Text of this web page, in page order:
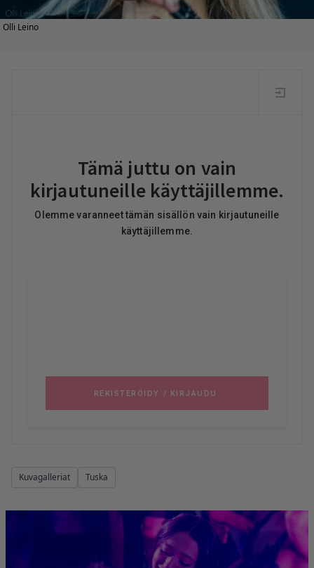
Olli Leino
Kuvagalleriat Tuska